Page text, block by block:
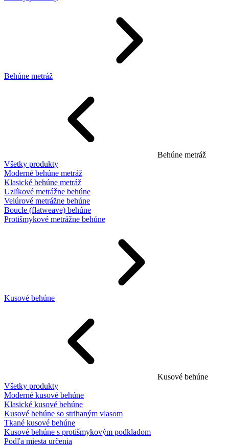
Behúne metráž
Behúne metráž
Všetky produkty
Moderné behúne metráž
Klasické behúne metráž
Uzlíkové metrážne behúne
Velúrové metrážne behúne
Boucle (flatweave) behúne
Protišmykové metrážne behúne
Kusové behúne
Kusové behúne
Všetky produkty
Moderné kusové behúne
Klasické kusové behúne
Kusové behúne so strihaným vlasom
Tkané kusové behúne
Kusové behúne s protišmykovým podkladom
Podľa miesta určenia